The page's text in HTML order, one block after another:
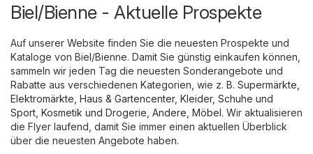
Biel/Bienne - Aktuelle Prospekte
Auf unserer Website finden Sie die neuesten Prospekte und
Kataloge von Biel/Bienne. Damit Sie günstig einkaufen können,
sammeln wir jeden Tag die neuesten Sonderangebote und
Rabatte aus verschiedenen Kategorien, wie z. B. Supermärkte
Elektromärkte Haus & Gartencenter, Kleider, Schuhe und
Sport Kosmetik und Drogerie Andere Möbel. Wir aktualisieren
die Flyer laufend, damit Sie immer einen aktuellen Überblick
über die neuesten Angebote haben.